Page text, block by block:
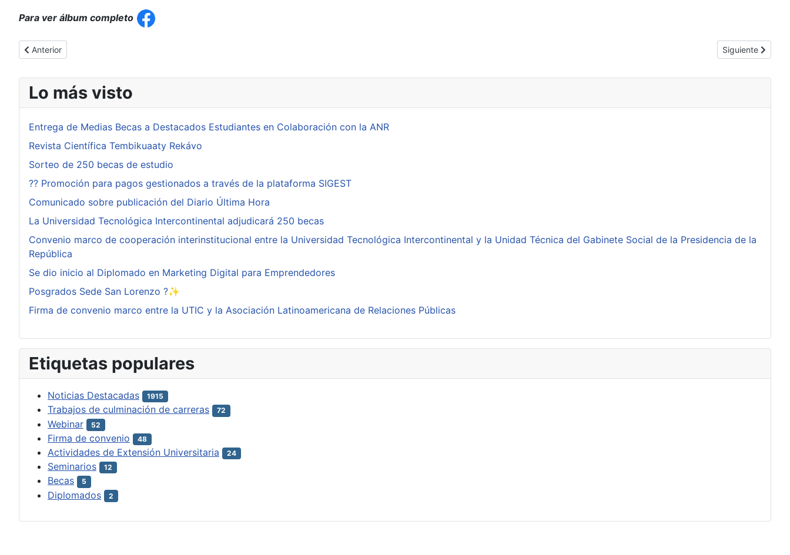
Para ver álbum completo
Artículo anterior: La Importancia de Aprender sobre Programación en UTIC Sede Capiatá
Anterior Artículo
Siguiente
Lo más visto
Entrega de Medias Becas a Destacados Estudiantes en Colaboración con la ANR
Revista Científica Tembikuaaty Rekávo
Sorteo de 250 becas de estudio
?? Promoción para pagos gestionados a través de la plataforma SIGEST
Comunicado sobre publicación del Diario Última Hora
La Universidad Tecnológica Intercontinental adjudicará 250 becas
Convenio marco de cooperación interinstitucional entre la Universidad Tecnológica Intercontinental y la Unidad Técnica del Gabinete Social de la Presidencia de la
República
Se dio inicio al Diplomado en Marketing Digital para Emprendedores
Posgrados Sede San Lorenzo ?✨
Firma de convenio marco entre la UTIC y la Asociación Latinoamericana de Relaciones Públicas
Etiquetas populares
Noticias Destacadas 1915
Trabajos de culminación de carreras 72
Webinar 52
Firma de convenio 48
Actividades de Extensión Universitaria 24
Seminarios 12
Becas 5
Diplomados 2